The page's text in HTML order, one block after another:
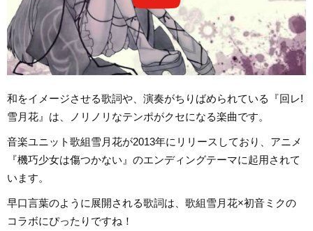
和をイメージさせる歌詞や、演奏がちりばめられている『回レ!
雪月花』は、ノリノリなテンポがクセになる楽曲です。
音楽ユニット歌組雪月花が2013年にリリースしており、アニメ
『機巧少女は傷つかない』のエンディングテーマに起用されて
います。
早口言葉のように展開される歌詞は、歌組雪月花×初音ミクの
コラボにぴったりですね！